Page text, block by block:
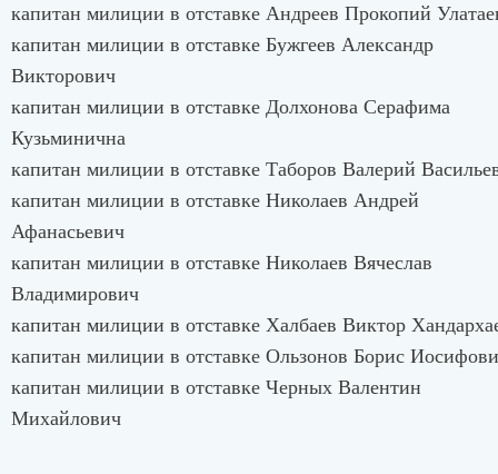
капитан милиции в отставке Андреев Прокопий
капитан милиции в отставке Бужгеев Александр
Викторович
капитан милиции в отставке Долхонова Серафима
Кузьминична
капитан милиции в отставке Таборов Валерий
капитан милиции в отставке Николаев Андрей
Афанасьевич
капитан милиции в отставке Николаев Вячеслав
Владимирович
капитан милиции в отставке Халбаев Виктор
капитан милиции в отставке Ользонов Борис
капитан милиции в отставке Черных Валентин
Михайлович